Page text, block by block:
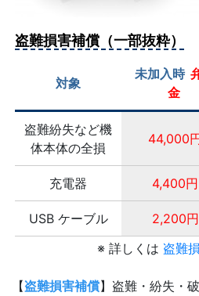
盗難損害補償（一部抜粋）
対象
未加入時
金
盗難紛失など機
体本体の全損
44,000
充電器 4,400円
USB ケーブル 2,200円
※ 詳しくは 盗難
【盗難損害補償】盗難・紛失・